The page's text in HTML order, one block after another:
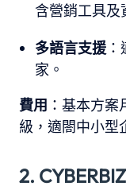
含營銷工具及
多語言支援
家。
費用 ：基本方
級，適閤中小型
2. CYBERBIZ